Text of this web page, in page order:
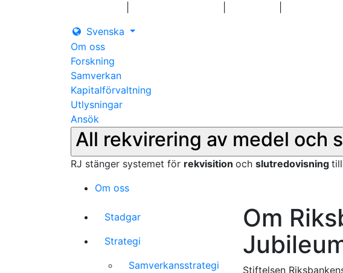
Svenska
Om oss
Forskning
Samverkan
Kapitalförvaltning
Utlysningar
Ansök
All rekvirering av medel och
RJ stänger systemet för rekvisition och slutredovisning
Om oss
Stadgar
Strategi
Samverkansstrategi
Om
Stiftelsen